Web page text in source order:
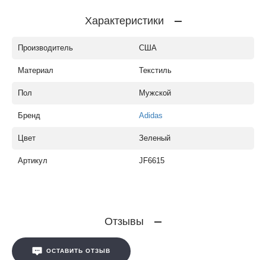
Характеристики
Производитель США
Материал Текстиль
Пол Мужской
Бренд Adidas
Цвет Зеленый
Артикул JF6615
Отзывы
ОСТАВИТЬ ОТЗЫВ